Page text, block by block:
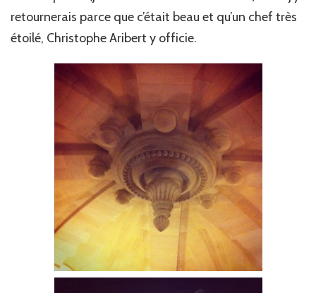
retournerais parce que c’était beau et qu’un chef très
étoilé, Christophe Aribert y officie.